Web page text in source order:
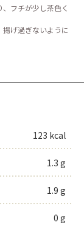
フチが少し茶色く
げ過ぎないように
123 kcal
1.3 g
1.9 g
0 g